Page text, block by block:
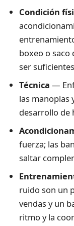
Condición
boxeo o saco
ser
Técnica —
las manoplas
desarrollo de
fuerza; las
saltar
ruido son un
vendas y un
ritmo y la